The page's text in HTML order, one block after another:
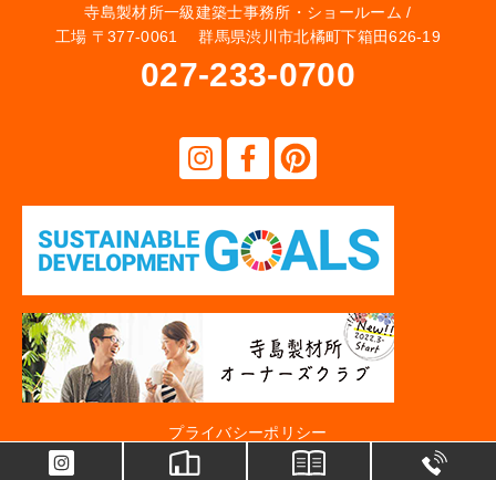
寺島製材所一級建築士事務所・ショールーム /
工場 〒377-0061 群馬県渋川市北橘町下箱田626-19
027-233-0700
プライバシーポリシー